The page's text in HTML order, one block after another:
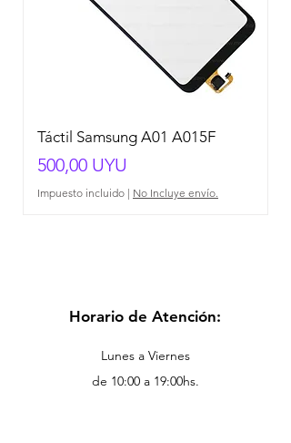
Táctil Samsung A01 A015F
Precio
500,00 UYU
Impuesto incluido | No Incluye envío.
Horario de Atención:
Lunes a Viernes
de 10:00 a 19:00hs.